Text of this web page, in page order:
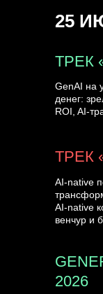
ТРЕК
2026
GenAI на
денег:
ROI, AI-
AI-native
AI-native
венчур и
ТРЕК
25